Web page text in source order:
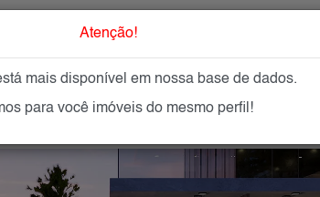
NOVOS IMOBILIÁRIAS OFEREÇA
Atenção!
mais disponível em nossa base de dados.
para você imóveis do mesmo perfil!